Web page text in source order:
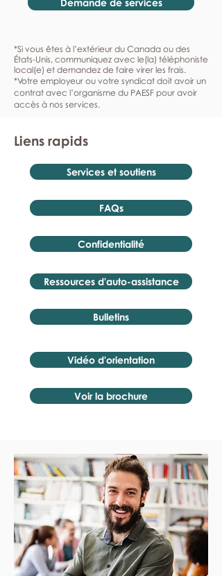
Demande de services
*Si vous êtes à l’extérieur du Canada ou des
États-Unis, communiquez avec le(la) téléphoniste
local(e) et demandez de faire virer les frais.
*Votre employeur ou votre syndicat doit avoir un
contrat avec l’organisme du PAESF pour avoir
accès à nos services.
Liens rapids
Services et soutiens
FAQs
Confidentialité
Ressources d'auto-assistance
Bulletins
Vidéo d'orientation
Voir la brochure